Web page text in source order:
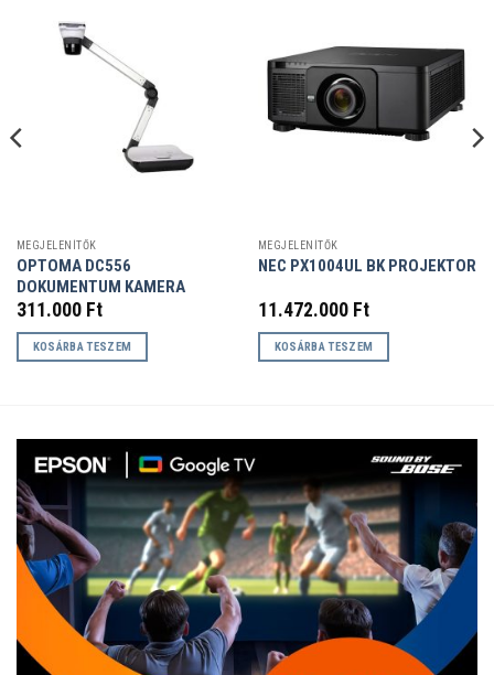
MEGJELENÍTŐK
OPTOMA DC556
DOKUMENTUM KAMERA
311.000 Ft
KOSÁRBA TESZEM
MEGJELENÍTŐK
NEC PX1004UL BK PROJEKTOR
11.472.000 Ft
KOSÁRBA TESZEM